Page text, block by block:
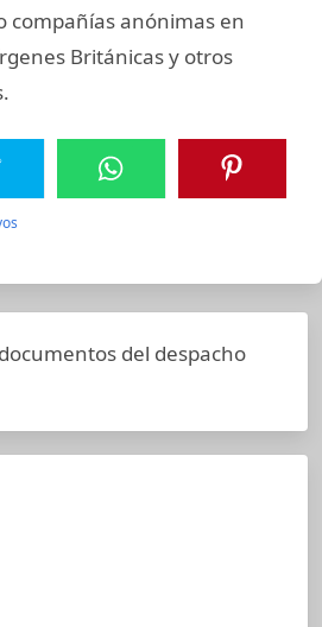
compañías anónimas en
Británicas y otros
del despacho